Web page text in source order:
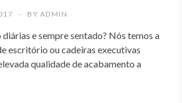
BY ADMIN
e sempre sentado? Nós temos a
escritório ou cadeiras executivas
qualidade de acabamento a